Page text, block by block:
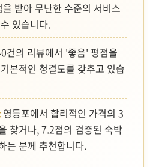
받아 무난한 수준의 서비스
있습니다.
건의 리뷰에서 '좋음' 평점을
본적인 청결도를 갖추고 있습
영등포에서 합리적인 가격의 3
찾거나, 7.2점의 검증된 숙박
는 분께 추천합니다.